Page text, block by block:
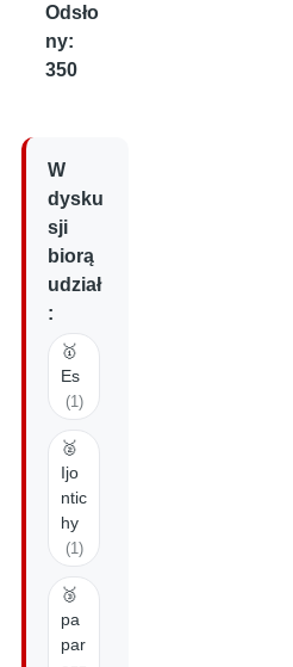
Odsło
ny:
350
W
dysku
sji
biorą
udział
:
🥇
Es
(1)
🥈
Ijo
ntic
hy
(1)
🥉
pa
par